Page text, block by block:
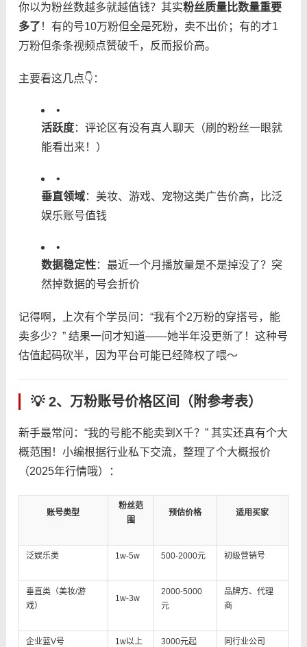
你以为粉丝数越多就越值钱？其实​​粉丝质量比数量重要
多了​ ​！有的号10万粉但全是死粉，卖不出价；有的才1
万粉但条条视频点赞破千，反而报价高。
主要看这几点👇：
•
​活跃度​​：评论区有没有真人聊天（刷的粉丝一眼就
能看出来！）
•
​垂直领域​​：美妆、游戏、宠物这类广告价高，比泛
娱乐账号值钱
•
​数据稳定性​​：最近一个月播放量是不是掉没了？突
然掉数据的号会折价
记得啊，上次有个学员问：“我有个2万粉的穿搭号，能
卖多少？” 结果一问才知道——她半年没更新了！这种号
估值起码砍半，因为平台可能已经降权了喂～
💡 2、万粉账号价格区间（附参考表）
新手最常问：“我的号能不能卖到X千？” 其实还真有个大
概范围！小编根据行业私下交流，整理了个大概报价
（2025年行情哦）：
账号类型
粉丝范
围
预估价格 适用买家
泛娱乐类 1w-5w 500-2000元 初级营销号
垂直类（美妆/游
戏）
1w-3w
2000-5000
元
品牌方、代理
商
企业蓝V号 1w以上 3000元起 同行业公司